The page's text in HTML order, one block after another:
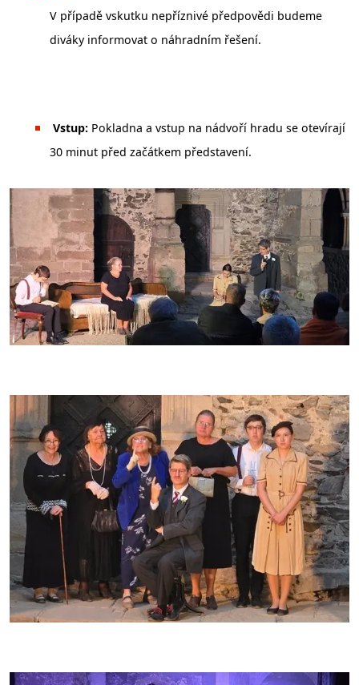
V případě vskutku nepříznivé předpovědi budeme
diváky informovat o náhradním řešení.
Vstup: Pokladna a vstup na nádvoří hradu se otevírají
30 minut před začátkem představení.